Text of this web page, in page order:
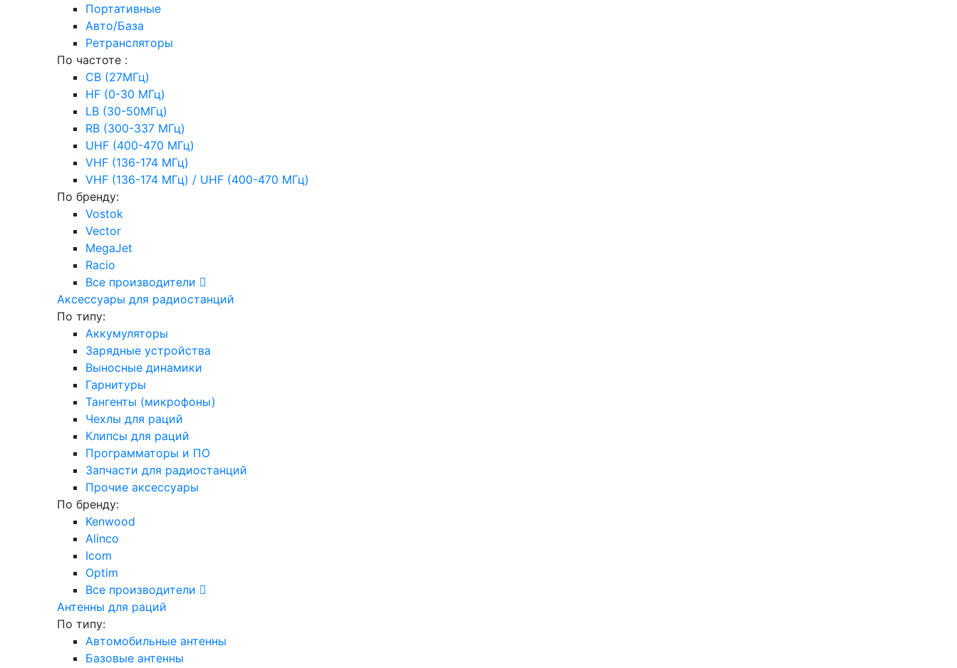
Портативные
Авто/База
Ретрансляторы
По частоте :
CB (27МГц)
HF (0-30 МГц)
LB (30-50МГц)
RB (300-337 МГц)
UHF (400-470 МГц)
VHF (136-174 МГц)
VHF (136-174 МГц) / UHF (400-470 МГц)
По бренду:
Vostok
Vector
MegaJet
Racio
Все производители
Аксессуары для радиостанций
По типу:
Аккумуляторы
Зарядные устройства
Выносные динамики
Гарнитуры
Тангенты (микрофоны)
Чехлы для раций
Клипсы для раций
Программаторы и ПО
Запчасти для радиостанций
Прочие аксессуары
По бренду:
Kenwood
Alinco
Icom
Optim
Все производители
Антенны для раций
По типу:
Автомобильные антенны
Базовые антенны